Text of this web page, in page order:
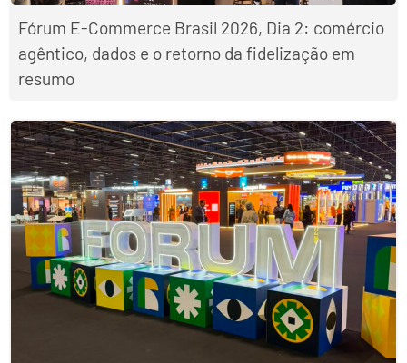
Fórum E-Commerce Brasil 2026, Dia 2: comércio
agêntico, dados e o retorno da fidelização em
resumo